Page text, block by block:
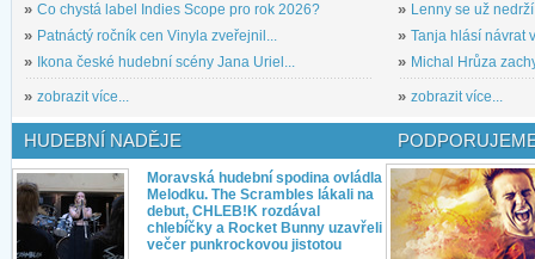
» Co chystá label Indies Scope pro rok 2026?
» Patnáctý ročník cen Vinyla zveřejnil...
»
Ikona české hudební scény Jana Uriel...
» zobrazit více...
» Lenny se už
» Tanja hlásí návrat
» Michal Hrůza
» zobrazit více...
HUDEBNÍ NADĚJE
Moravská hudební spodina ovládla
Melodku. The Scrambles lákali na
debut, CHLEB!K rozdával
chlebíčky a Rocket Bunny uzavřeli
večer punkrockovou jistotou